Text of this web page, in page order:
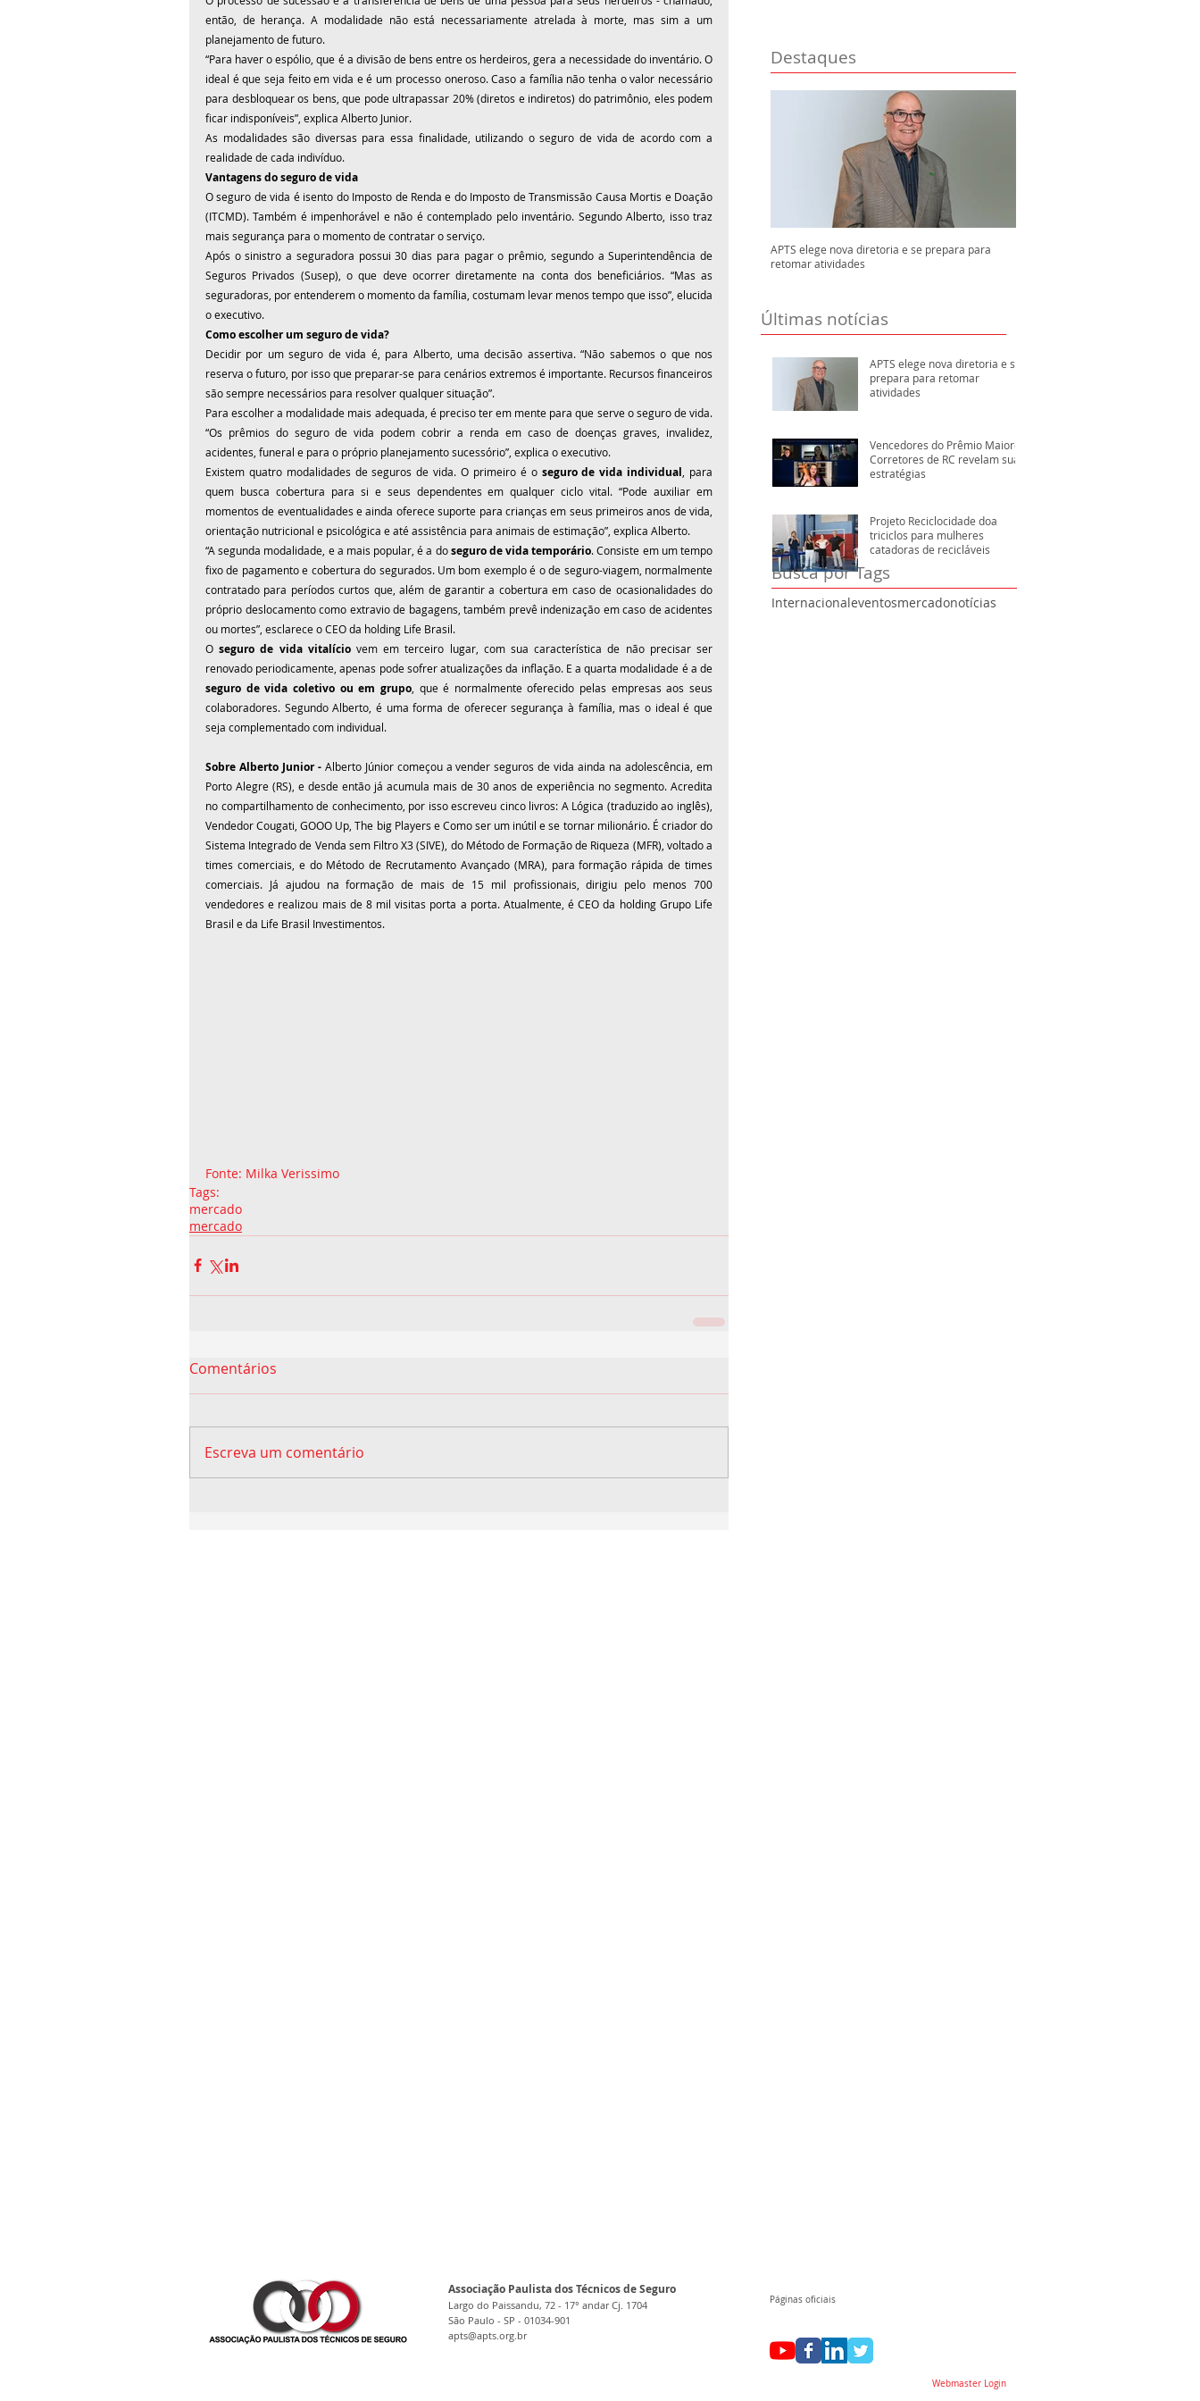
Destaques
APTS elege nova diretoria e se prepara para
retomar atividades
Busca por Tags
Internacionaleventosmercadonotícias
Últimas notícias
APTS elege nova diretoria e se
prepara para retomar
atividades
Vencedores do Prêmio Maiores
Corretores de RC revelam suas
estratégias
Projeto Reciclocidade doa
triciclos para mulheres
catadoras de recicláveis
então, de herança. A modalidade não está necessariamente atrelada à morte, mas sim a um
planejamento de futuro.
“Para haver o espólio, que é a divisão de bens entre os herdeiros, gera a necessidade do inventário. O
ideal é que seja feito em vida e é um processo oneroso. Caso a família não tenha o valor necessário
para desbloquear os bens, que pode ultrapassar 20% (diretos e indiretos) do patrimônio, eles podem
ficar indisponíveis”, explica Alberto Junior.
As modalidades são diversas para essa finalidade, utilizando o seguro de vida de acordo com a
realidade de cada indivíduo.
Vantagens do seguro de vida
O seguro de vida é isento do Imposto de Renda e do Imposto de Transmissão Causa Mortis e Doação
(ITCMD). Também é impenhorável e não é contemplado pelo inventário. Segundo Alberto, isso traz
mais segurança para o momento de contratar o serviço.
Após o sinistro a seguradora possui 30 dias para pagar o prêmio, segundo a Superintendência de
Seguros Privados (Susep), o que deve ocorrer diretamente na conta dos beneficiários. “Mas as
seguradoras, por entenderem o momento da família, costumam levar menos tempo que isso”, elucida
o executivo.
Como escolher um seguro de vida?
Decidir por um seguro de vida é, para Alberto, uma decisão assertiva. “Não sabemos o que nos
reserva o futuro, por isso que preparar-se para cenários extremos é importante. Recursos financeiros
são sempre necessários para resolver qualquer situação”.
Para escolher a modalidade mais adequada, é preciso ter em mente para que serve o seguro de vida.
“Os prêmios do seguro de vida podem cobrir a renda em caso de doenças graves, invalidez,
acidentes, funeral e para o próprio planejamento sucessório”, explica o executivo.
Existem quatro modalidades de seguros de vida. O primeiro é o seguro de vida individual , para
quem busca cobertura para si e seus dependentes em qualquer ciclo vital. “Pode auxiliar em
momentos de eventualidades e ainda oferece suporte para crianças em seus primeiros anos de vida,
orientação nutricional e psicológica e até assistência para animais de estimação”, explica Alberto.
“A segunda modalidade, e a mais popular, é a do seguro de vida temporário. Consiste em um tempo
fixo de pagamento e cobertura do segurados. Um bom exemplo é o de seguro-viagem, normalmente
contratado para períodos curtos que, além de garantir a cobertura em caso de ocasionalidades do
próprio deslocamento como extravio de bagagens, também prevê indenização em caso de acidentes
ou mortes”, esclarece o CEO da holding Life Brasil.
O seguro de vida vitalício vem em terceiro lugar, com sua característica de não precisar ser
seguro de vida coletivo ou em grupo, que é normalmente oferecido pelas empresas aos seus
colaboradores. Segundo Alberto, é uma forma de oferecer segurança à família, mas o ideal é que
seja complementado com individual.
Sobre Alberto Junior - Alberto Júnior começou a vender seguros de vida ainda na adolescência, em
Porto Alegre (RS), e desde então já acumula mais de 30 anos de experiência no segmento. Acredita
no compartilhamento de conhecimento, por isso escreveu cinco livros: A Lógica (traduzido ao inglês),
Vendedor Cougati, GOOO Up, The big Players e Como ser um inútil e se tornar milionário. É criador do
Sistema Integrado de Venda sem Filtro X3 (SIVE), do Método de Formação de Riqueza (MFR), voltado a
times comerciais, e do Método de Recrutamento Avançado (MRA), para formação rápida de times
comerciais. Já ajudou na formação de mais de 15 mil profissionais, dirigiu pelo menos 700
vendedores e realizou mais de 8 mil visitas porta a porta. Atualmente, é CEO da holding Grupo Life
Brasil e da Life Brasil Investimentos.
Fonte: Milka Verissimo
Tags:
mercado
mercado
Comentários
Escreva um comentário
Associação Paulista dos Técnicos de Seguro
Largo do Paissandu, 72 - 17° andar Cj. 1704
São Paulo - SP - 01034-901
apts@apts.org.br
Páginas oficiais
Webmaster Login